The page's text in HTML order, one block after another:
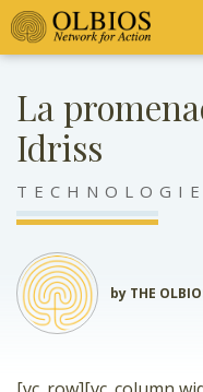
La
Idriss
by THE